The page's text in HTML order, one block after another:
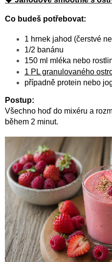
Co budeš potřebovat:
1 hrnek jahod (čerstvé
1/2 banánu
150 ml mléka nebo
1 PL granulovaného
případně protein nebo
Postup:
Všechno hoď do mixéru a
během 2 minut.